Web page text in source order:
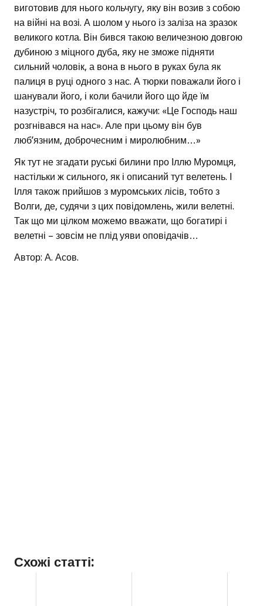
виготовив для нього кольчугу, яку він возив з собою
на війні на возі. А шолом у нього із заліза на зразок
великого котла. Він бився такою величезною довгою
дубиною з міцного дуба, яку не зможе підняти
сильний чоловік, а вона в нього в руках була як
палиця в руці одного з нас. А тюрки поважали його і
шанували його, і коли бачили його що йде їм
назустріч, то розбігалися, кажучи: «Це Господь наш
розгнівався на нас». Але при цьому він був
люб’язним, доброчесним і миролюбним…»
Як тут не згадати руські билини про Іллю Муромця,
настільки ж сильного, як і описаний тут велетень. І
Ілля також прийшов з муромських лісів, тобто з
Волги, де, судячи з цих повідомлень, жили велетні.
Так що ми цілком можемо вважати, що богатирі і
велетні – зовсім не плід уяви оповідачів…
Автор: А. Асов.
Схожі статті: